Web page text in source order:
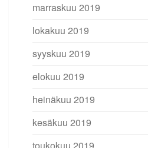
marraskuu 2019
lokakuu 2019
syyskuu 2019
elokuu 2019
heinäkuu 2019
kesäkuu 2019